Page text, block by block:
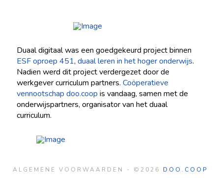
Duaal digitaal was een goedgekeurd project binnen
ESF oproep 451, duaal leren in het hoger onderwijs.
Nadien werd dit project verdergezet door de
werkgever curriculum partners. Coöperatieve
vennootschap doo.coop is vandaag, samen met de
onderwijspartners, organisator van het duaal
curriculum.
ALGEMENE VOORWAARDEN - ©2026 DOO.COOP